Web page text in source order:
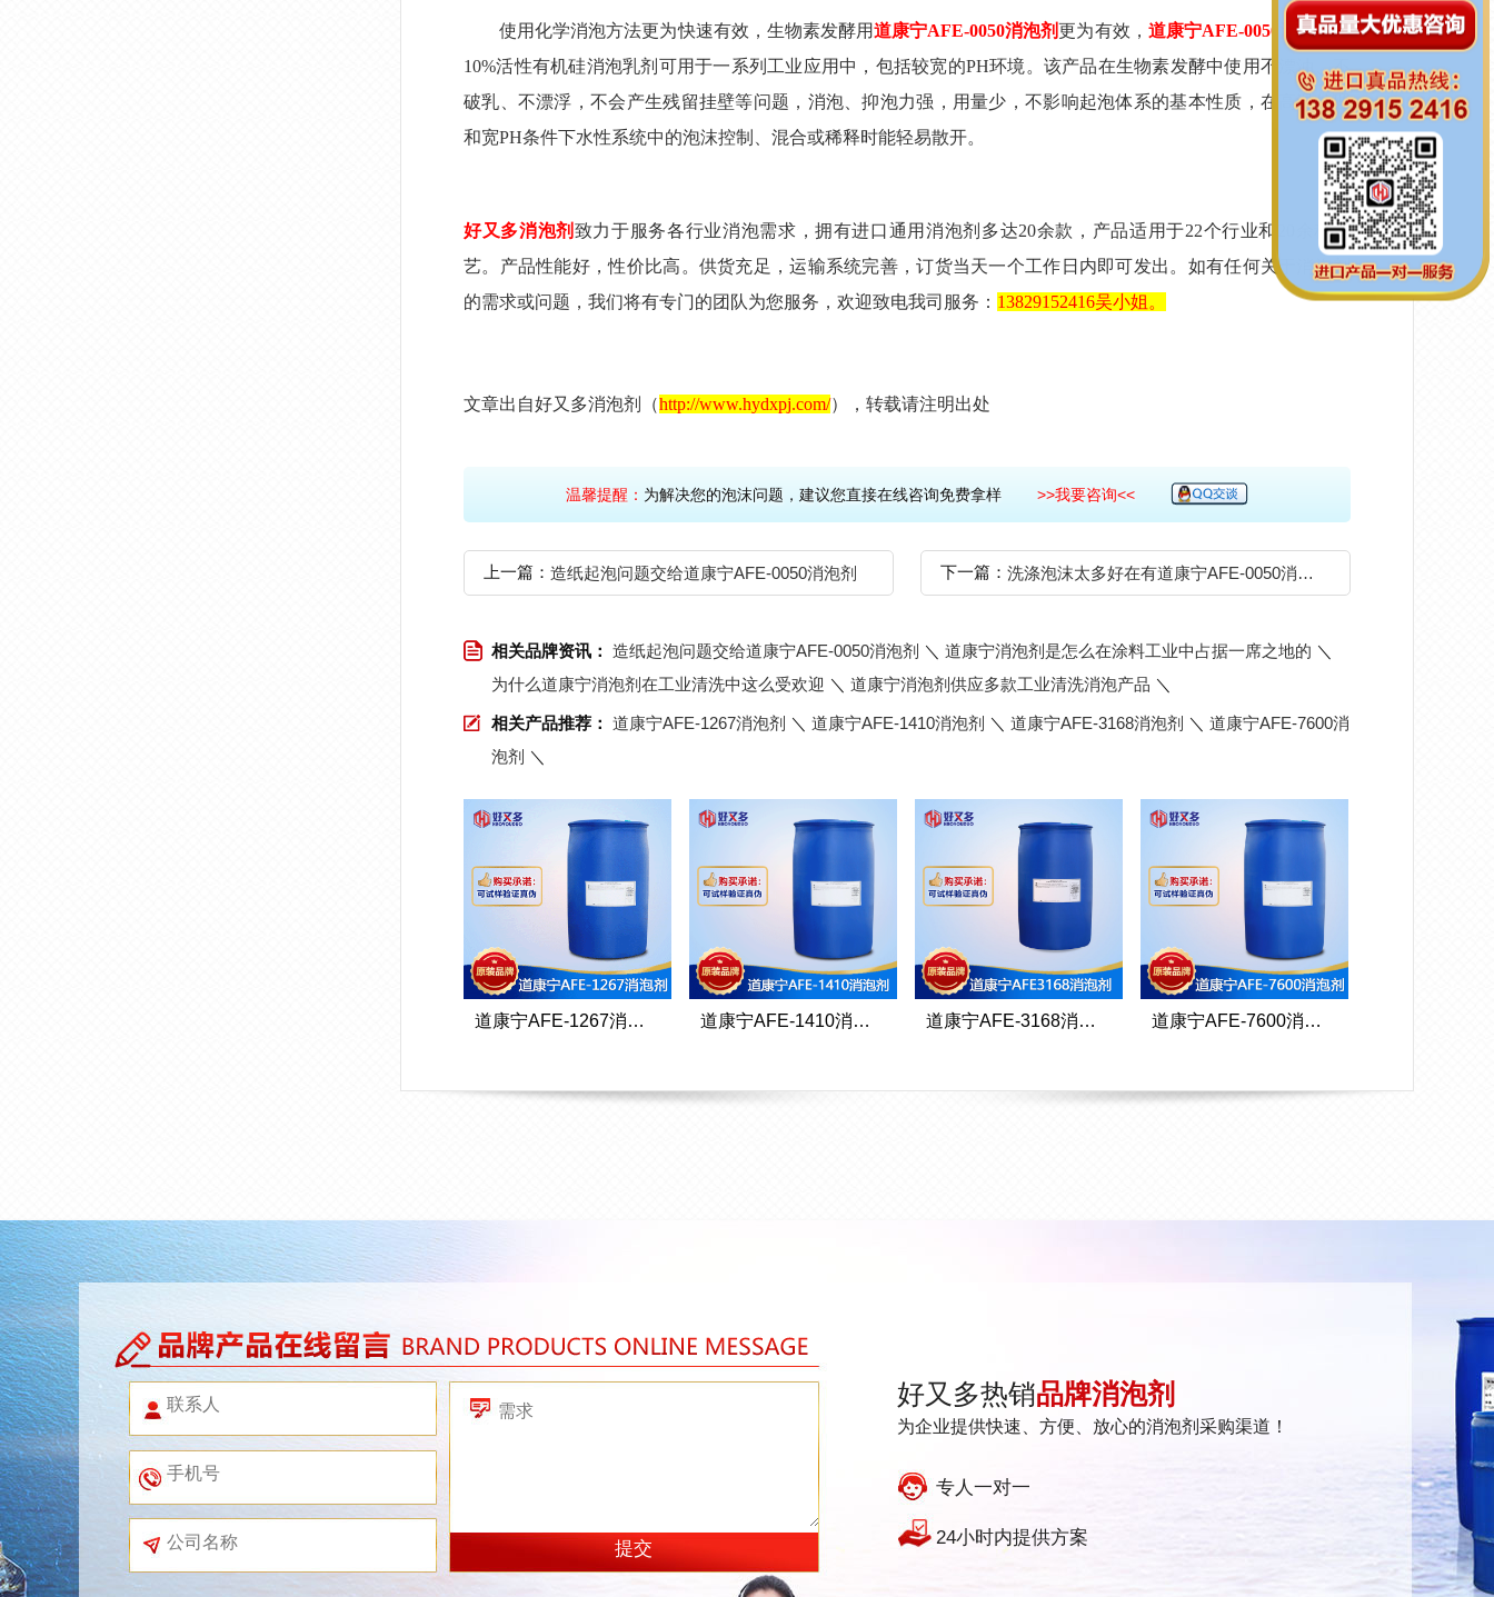
使用化学消泡方法更为快速有效，生物素发酵用道康宁AFE-0050消泡剂更为有效， 道康宁AFE-0050消泡剂是
10%活性有机硅消泡乳剂可用于一系列工业应用中，包括较宽的PH环境。该产品在生物素发酵中使用不漂油、不
破乳、不漂浮，不会产生残留挂壁等问题，消泡、抑泡力强，用量少，不影响起泡体系的基本性质，在高温处理
和宽PH条件下水性系统中的泡沫控制、混合或稀释时能轻易散开。
好又多消泡剂 致力于服务各行业消泡需求，拥有进口通用消泡剂多达20余款，产品适用于22个行业和
余种工
艺。产品性能好，性价比高。供货充足，运输系统完善，订货当天一个工作日内即可发出。如有任何关于消泡剂
的需求或问题，我们将有专门的团队为您服务，欢迎致电我司服务： 13829152416吴小姐。
文章出自好又多消泡剂（http://www.hydxpj.com/） ，转载请注明出处
温馨提醒： 为解决您的泡沫问题，建议您直接在线咨询免费拿样 >>我要咨询<<
上一篇： 造纸起泡问题交给道康宁AFE-0050消泡剂 下一篇： 洗涤泡沫太多好在有道康宁AFE-0050消泡剂
相关品牌资讯： 造纸起泡问题交给道康宁AFE-0050消泡剂 ＼ 道康宁消泡剂是怎么在涂料工业中占据一席之地的 ＼
为什么道康宁消泡剂在工业清洗中这么受欢迎 ＼ 道康宁消泡剂供应多款工业清洗消泡产品 ＼
相关产品推荐： 道康宁AFE-1267消泡剂 ＼ 道康宁AFE-1410消泡剂 ＼ 道康宁AFE-3168消泡剂 ＼ 道康宁AFE-7600消
泡剂 ＼
道康宁AFE-1267消泡剂 道康宁AFE-1410消泡剂 道康宁AFE-3168消泡剂 道康宁AFE-7600消泡剂
好又多热销品牌消泡剂
为企业提供快速、方便、放心的消泡剂采购渠道！
专人一对一
24小时内提供方案